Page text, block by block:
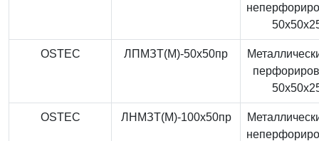
OSTEC ЛПМЗТ(М)-50x50пр
OSTEC ЛНМЗТ(М)-100x50пр